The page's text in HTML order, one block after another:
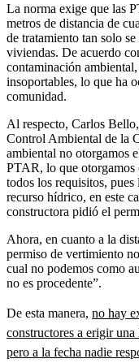
La norma exige que las
metros de distancia de
de tratamiento tan solo
viviendas. De acuerdo
contaminación
insoportables, lo que ha
comunidad.
Al respecto, Carlos
Control Ambiental de la
ambiental no otorgamos
PTAR, lo que otorgamos
todos los requisitos,
recurso hídrico, en este
constructora pidió el
Ahora, en cuanto a la
permiso de vertimiento
cual no podemos como
no es procedente”.
De esta manera, no hay
constructores a erigir
pero a la fecha nadie